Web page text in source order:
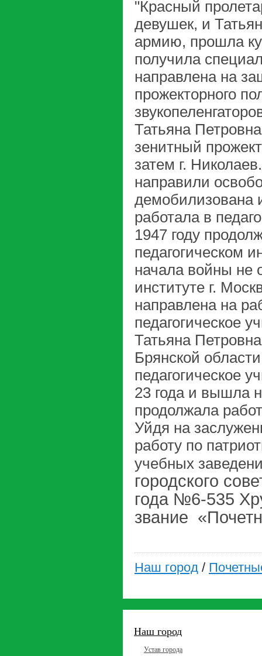
"Красный
девушек, и
армию, прошла
получила
направлена на
прожекторного
Татьяна
зенитный
затем г.
направили
демобилизована
работала в
1947 году
педагогическом
начала войны не
институте г.
направлена на
педагогическое
Татьяна
Брянской
педагогическое
23 года и вышла
продолжала
Уйдя на
работу по
учебных
городского
года №6-535
звание
Наш город /
Наш город
Устав города